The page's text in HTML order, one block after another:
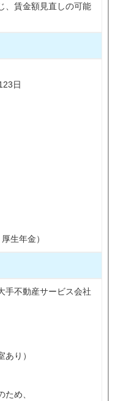
、賃金額見直しの可能
日
生年金）
手不動産サービス会社
り）
め、